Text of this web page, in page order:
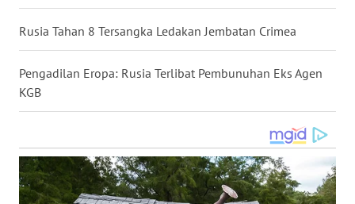
Rusia Tahan 8 Tersangka Ledakan Jembatan Crimea
Pengadilan Eropa: Rusia Terlibat Pembunuhan Eks Agen
KGB
NUSANTARA
WN
JOGJA
JATIM
WN